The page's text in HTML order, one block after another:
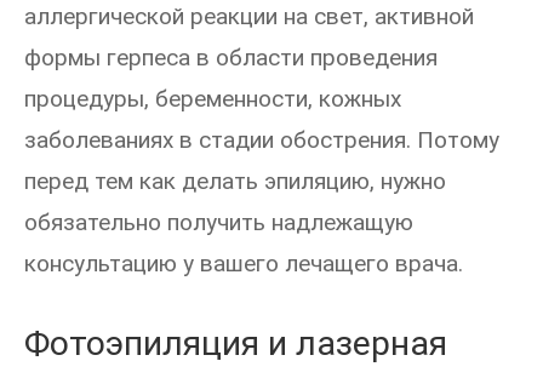
аллергической реакции на свет, активной
формы герпеса в области проведения
процедуры, беременности, кожных
заболеваниях в стадии обострения. Потому
перед тем как делать эпиляцию, нужно
обязательно получить надлежащую
консультацию у вашего лечащего врача.
Фотоэпиляция и лазерная